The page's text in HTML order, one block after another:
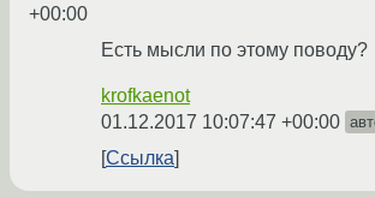
+00:00
Есть мысли по этому поводу?
krofkaenot
01.12.2017 10:07:47 +00:00
Ссылка